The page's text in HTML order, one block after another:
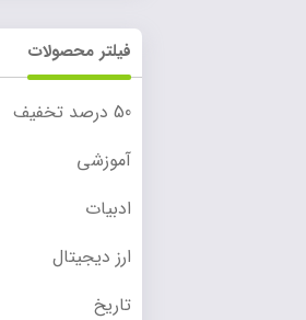
فیلتر محصولات
50 درصد تخفیف
آموزشی
ادبیات
ارز دیجیتال
تاریخ